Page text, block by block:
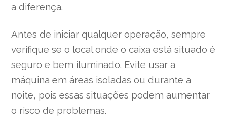
a diferença.
Antes de iniciar qualquer operação, sempre
verifique se o local onde o caixa está situado é
seguro e bem iluminado. Evite usar a
máquina em áreas isoladas ou durante a
noite, pois essas situações podem aumentar
o risco de problemas.